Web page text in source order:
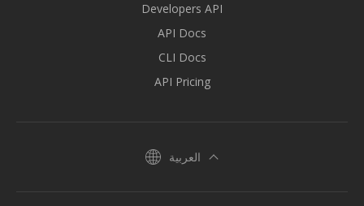
Developers API
API Docs
CLI Docs
API Pricing
العربية